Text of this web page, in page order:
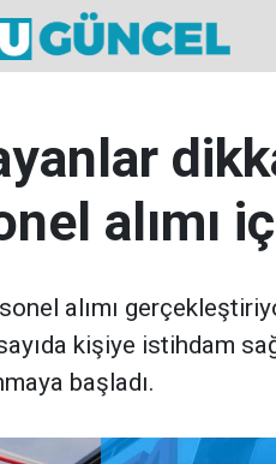
alımı
alımı
kişiye istihdam
başladı.